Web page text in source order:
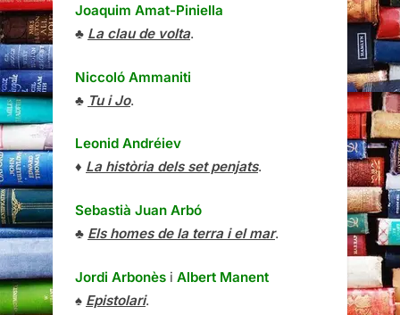
Joaquim Amat-Piniella
♣ La clau de volta.
Niccoló Ammaniti
♣ Tu i Jo.
Leonid Andréiev
♦ La història dels set penjats.
Sebastià Juan Arbó
♣ Els homes de la terra i el mar.
Jordi Arbonès i Albert Manent
♠ Epistolari.